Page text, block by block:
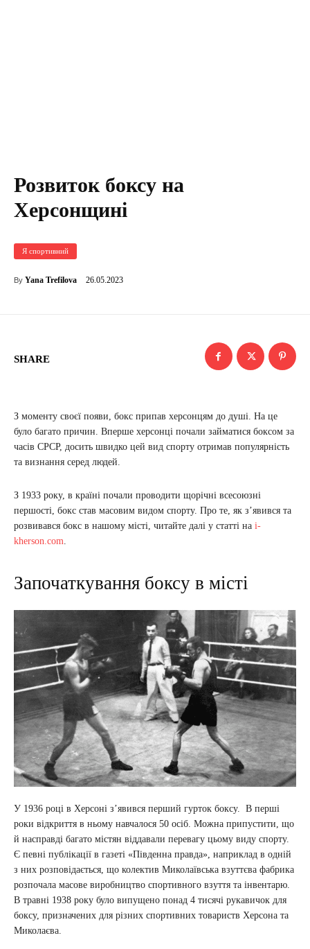
Розвиток боксу на
Херсонщині
Я спортивний
By Yana Trefilova 26.05.2023
SHARE
З моменту своєї появи, бокс припав херсонцям до душі. На це
було багато причин. Вперше херсонці почали займатися боксом за
часів СРСР, досить швидко цей вид спорту отримав популярність
та визнання серед людей.
З 1933 року, в країні почали проводити щорічні всесоюзні
першості, бокс став масовим видом спорту. Про те, як з’явився та
розвивався бокс в нашому місті, читайте далі у статті на i-
kherson.com.
Започаткування боксу в місті
У 1936 році в Херсоні з’явився перший гурток боксу. В перші
роки відкриття в ньому навчалося 50 осіб. Можна припустити, що
й насправді багато містян віддавали перевагу цьому виду спорту.
Є певні публікації в газеті «Південна правда», наприклад в одній
з них розповідається, що колектив Миколаївська взуттєва фабрика
розпочала масове виробництво спортивного взуття та інвентарю.
В травні 1938 року було випущено понад 4 тисячі рукавичок для
боксу, призначених для різних спортивних товариств Херсона та
Миколаєва.